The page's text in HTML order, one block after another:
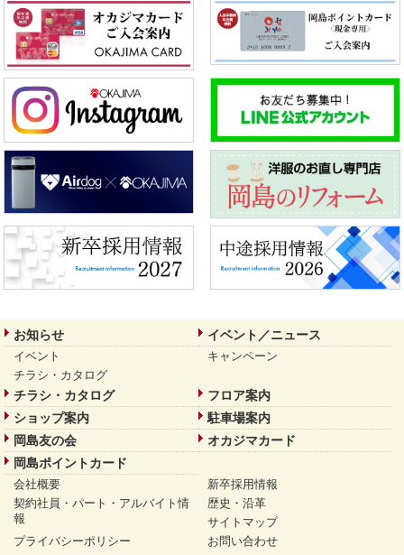
お知らせ イベント／ニュース
イベント
キャンペーン
チラシ・カタログ
チラシ・カタログ
フロア案内
ショップ案内
駐車場案内
岡島友の会
オカジマカード
岡島ポイントカード
会社概要
新卒採用情報
契約社員・パート・アルバイト情
報
歴史・沿革
サイトマップ
プライバシーポリシー
お問い合わせ